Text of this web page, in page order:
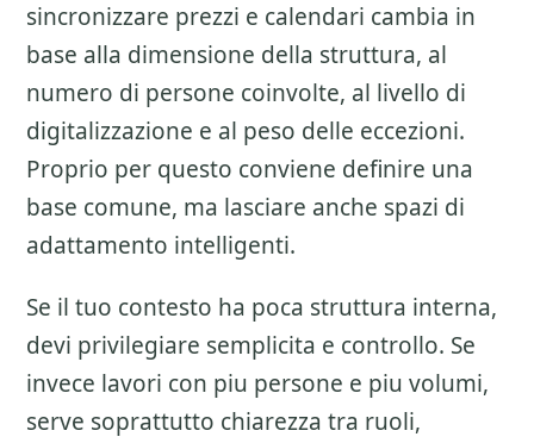
sincronizzare prezzi e calendari cambia in
base alla dimensione della struttura, al
numero di persone coinvolte, al livello di
digitalizzazione e al peso delle eccezioni.
Proprio per questo conviene definire una
base comune, ma lasciare anche spazi di
adattamento intelligenti.
Se il tuo contesto ha poca struttura interna,
devi privilegiare semplicita e controllo. Se
invece lavori con piu persone e piu volumi,
serve soprattutto chiarezza tra ruoli,